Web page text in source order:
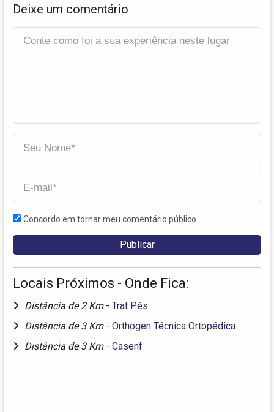
Deixe um comentário
Concordo em tornar meu comentário público
Locais Próximos - Onde Fica:
Distância de 2 Km - Trat Pés
Distância de 3 Km - Orthogen Técnica Ortopédica
Distância de 3 Km - Casenf